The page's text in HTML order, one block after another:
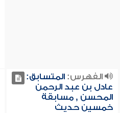
الفهرس:المتسابق:
عادل بن عبد الرحمن
المحسن , مسابقة
خمسين حديث